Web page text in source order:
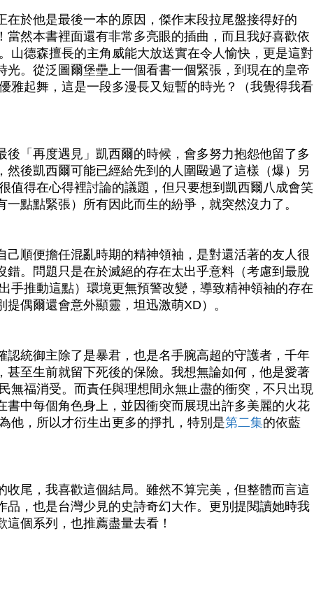
在於他是最後一本的原因，傑作末段拉尾盤接得好的
當然本書裡面還有非常多亮眼的插曲，而且我好喜歡依
山德森擅長的主角威能大放送實在令人愉快，更是這對
光。從泛圖爾堡壘上一個看書一個緊張，到現在的皇帝
雅起舞，這是一段多漫長又短暫的時光？（我覺得我看
後「再度遇見」凱西爾的時候，會多努力抱怨他留了多
然後凱西爾可能已經給先到的人圍毆過了這樣（爆）另
值得在心得裡討論的議題，但只要想到凱西爾八成會笑
點點緊張）所有因此而生的紛爭，就突然沒力了。
己順便擔任混亂時期的精神領袖，是對還活著的友人很
錯。問題只是在於滅絕的存在太出乎意料（考慮到最脫
手推動這點）環境更無預警改變，導致精神領袖的存在
偶爾還會意外顯靈，坦迅激萌XD）。
認統御主除了是暴君，也是名手腕高超的守護者，千年
甚至生前就留下死後的保險。我想無論如何，他是愛著
無福消受。而責任與理想間永無止盡的衝突，不只出現
書中每個角色身上，並因衝突而展現出許多美麗的火花
他，所以才衍生出更多的掙扎，特別是第二集的依藍
收尾，我喜歡這個結局。雖然不算完美，但整體而言這
品，也是台灣少見的史詩奇幻大作。更別提閱讀她時我
個系列，也推薦盡量去看！